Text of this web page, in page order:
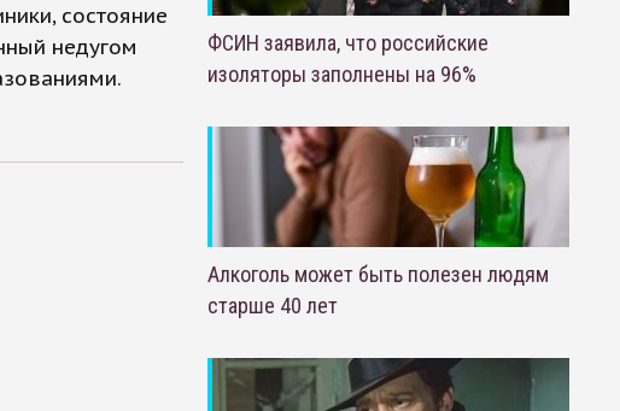
состояние
недугом
ФСИН заявила, что российские
изоляторы заполнены на 96%
Алкоголь может быть полезен людям
старше 40 лет